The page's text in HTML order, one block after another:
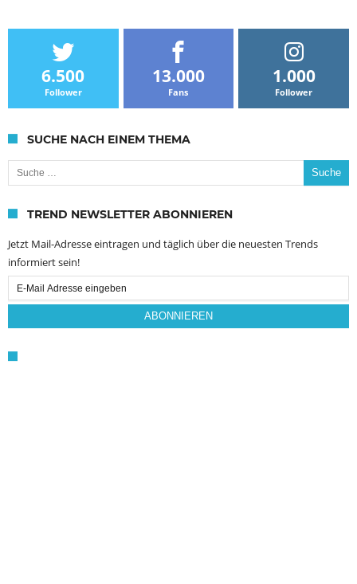
6.500
Follower
13.000
Fans
1.000
Follower
SUCHE NACH EINEM THEMA
Suche nach:
TREND NEWSLETTER ABONNIEREN
Jetzt Mail-Adresse eintragen und täglich über die neuesten Trends
informiert sein!
Email
Subscription
ABONNIEREN